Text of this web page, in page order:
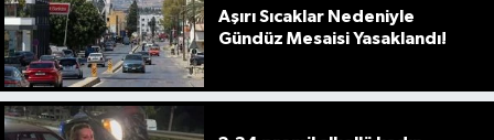
Aşırı Sıcaklar Nedeniyle
Gündüz Mesaisi Yasaklandı!